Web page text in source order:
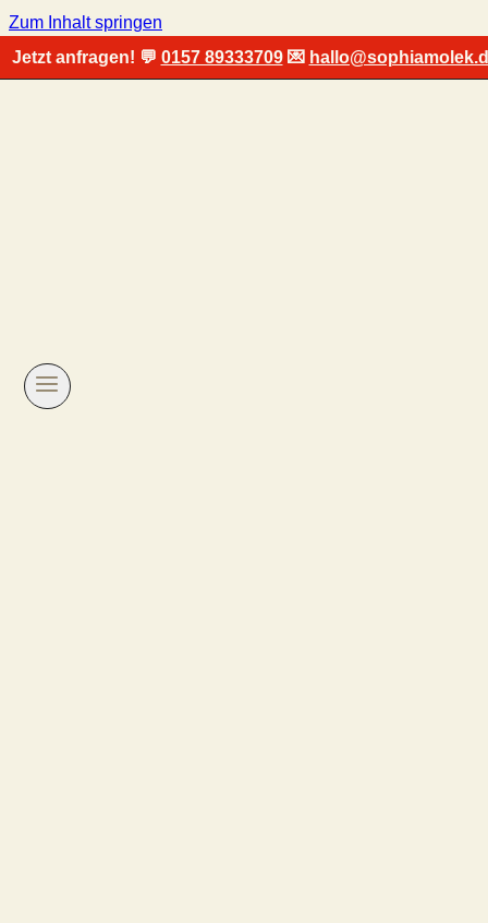
Zum Inhalt springen
Jetzt anfragen! 💬 0157 89333709💌